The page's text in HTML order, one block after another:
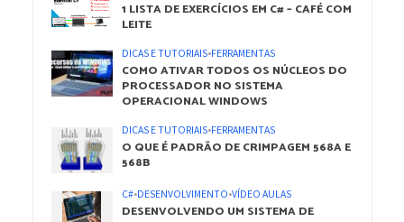
1 LISTA DE EXERCÍCIOS EM C# – CAFÉ COM
LEITE
DICAS E TUTORIAIS•FERRAMENTAS
COMO ATIVAR TODOS OS NÚCLEOS DO
PROCESSADOR NO SISTEMA
OPERACIONAL WINDOWS
DICAS E TUTORIAIS•FERRAMENTAS
O QUE É PADRÃO DE CRIMPAGEM 568A E
568B
C#•DESENVOLVIMENTO•VÍDEO AULAS
DESENVOLVENDO UM SISTEMA DE